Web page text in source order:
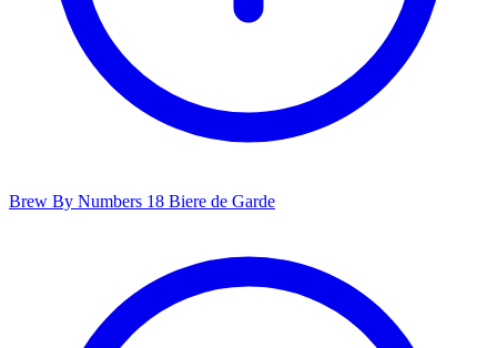
Brew By Numbers 18 Biere de Garde